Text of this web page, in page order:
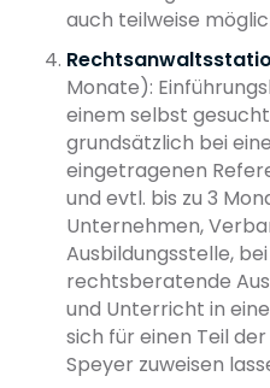
auch teilweise
Monate):
einem selbst
grundsätzlich bei
eingetragenen
und evtl. bis zu 3
Unternehmen,
Ausbildungsstelle,
rechtsberatende
und Unterricht in
sich für einen Teil
Speyer zuweisen